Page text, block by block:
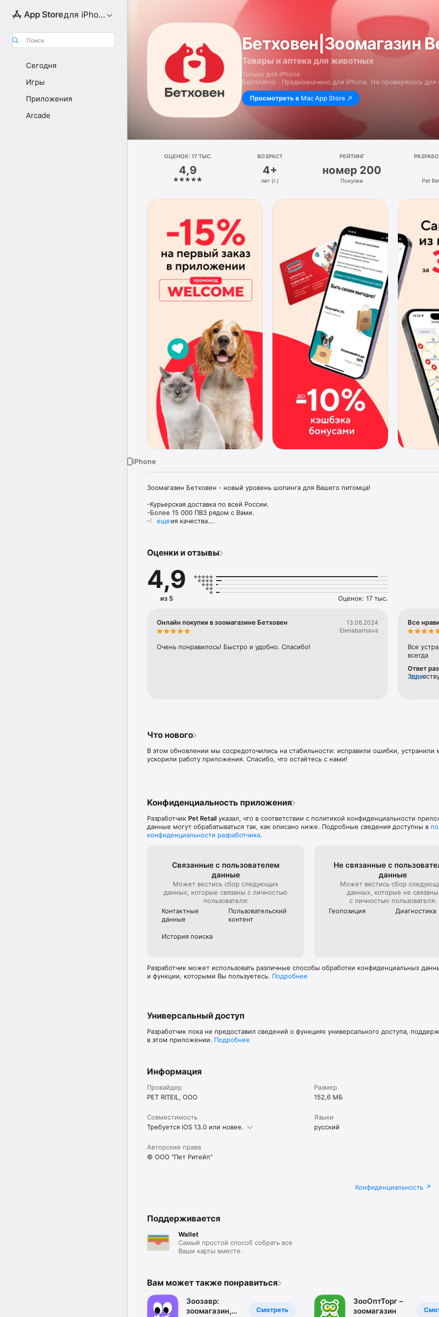
для iPhone
Поиск
Сегодня
Игры
Приложения
Arcade
Бетховен|Зоомагазин
Товары и аптека для животных
Только для iPhone
Бесплатно · Предназначено для iPhone. Не проверялось для
Просмотреть в Mac App Store
ОЦЕНОК: 17 ТЫС.
4,9
ВОЗРАСТ
4+
лет (г.)
РЕЙТИНГ
номер 200
Покупки Pet
iPhone
Зоомагазин Бетховен - новый уровень шопинга для Вашего питомца!
-Курьерская доставка по всей России.
-Более 15 000 ПВЗ рядом с Вами.
-Гарантия качества.
Кошек; Собак; Грызунов; Птиц; Рыбок; Рептилий
Все для Вашего питомца в одном приложении: корма, лакомства, аксессуары,
переноски, когтеточки, клетки, домики, аквариумы, ветеринарные средства и многое
Преимущества мобильного приложения Бетховен:
-Продуманный каталог и фильтры
-Виртуальная бонусная карта всегда под рукой
еще
Оценки и отзывы
4,9
из 5 Оценок: 17 тыс.
Онлайн покупки в зоомагазине Бетховен
13.06.2024
Elenabarisava
Очень понравилось! Быстро и удобно. Спасибо!
Все
Все
всегда
Ответ
еще
Что нового
В этом обновлении мы сосредоточились на стабильности: исправили ошибки, устранили
ускорили работу приложения. Спасибо, что остаётесь с нами!
Конфиденциальность приложения
Разработчик Pet Retail указал, что в соответствии с политикой конфиденциальности
данные могут обрабатываться так, как описано ниже. Подробные сведения доступны в
конфиденциальности разработчика.
Связанные с пользова­телем
данные
Может вестись сбор следующих
данных, которые связаны с личностью
пользователя:
Контактные
данные
Пользова­тель­ский
контент
История поиска
Не связанные с
данные
Может вестись сбор
данных, которые не связаны
с личностью пользователя:
Геопозиция
Диагностика
Разработчик может использовать различные способы обработки конфиденциальных
и функции, которыми Вы пользуетесь. Подробнее
Универсальный доступ
Разработчик пока не предоставил сведений о функциях универсального доступа,
в этом приложении. Подробнее
Информация
Провайдер
PET RITEIL, OOO
Размер
152,6 МБ
Совместимость
Требуется iOS 13.0 или новее.
Языки
русский
Авторские права
© ООО "Пет Ритейл"
Конфиденциальность
Поддерживается
Wallet
Самый простой способ собрать все
Ваши карты вместе.
Вам может также понравиться
Смотреть
Зоозавр:
зоомагазин,
ЗооОптТорг –
зоомагазин